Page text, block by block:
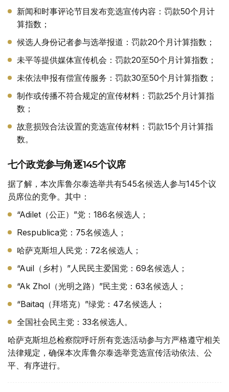
新闻和时事评论节目发布竞选宣传内容：罚款50个月计
算指数；
候选人身份记者参与选举报道：罚款20个月计算指数；
未平等提供媒体宣传机会：罚款20至50个月计算指数；
未依法申报有偿宣传服务：罚款30至50个月计算指数；
制作或传播不符合规定的宣传材料：罚款25个月计算指
数；
故意损毁合法设置的竞选宣传材料：罚款15个月计算指
数。
七个政党参与角逐145个议席
据了解，本次库鲁尔泰选举共有545名候选人参与145个议
员席位的竞争。其中：
“Adilet（公正）”党：186名候选人；
Respublica党：75名候选人；
哈萨克斯坦人民党：72名候选人；
“Auil（乡村）”人民民主爱国党：69名候选人；
“Ak Zhol（光明之路）”民主党：63名候选人；
“Baitaq（拜塔克）”绿党：47名候选人；
全国社会民主党：33名候选人。
哈萨克斯坦总检察院呼吁所有竞选活动参与方严格遵守相关
法律规定，确保本次库鲁尔泰选举竞选宣传活动依法、公
平、有序进行。